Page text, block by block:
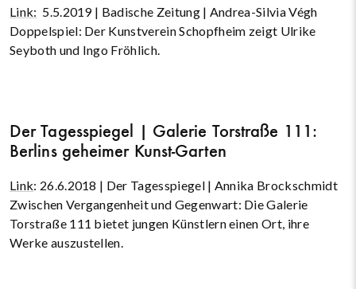
Link: 5.5.2019 | Badische Zeitung | Andrea-Silvia Végh
Doppelspiel: Der Kunstverein Schopfheim zeigt Ulrike
Seyboth und Ingo Fröhlich.
Der Tagesspiegel | Galerie Torstraße 111:
Berlins geheimer Kunst-Garten
Link: 26.6.2018 | Der Tagesspiegel | Annika Brockschmidt
Zwischen Vergangenheit und Gegenwart: Die Galerie
Torstraße 111 bietet jungen Künstlern einen Ort, ihre
Werke auszustellen.